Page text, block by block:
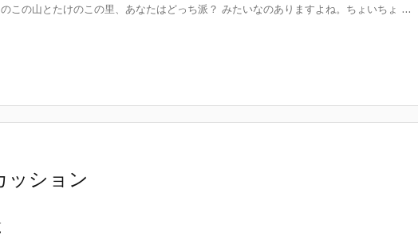
のこの山とたけのこの里、あなたはどっち派？ みたいなのありますよね。ちょいちょ ...
ッション